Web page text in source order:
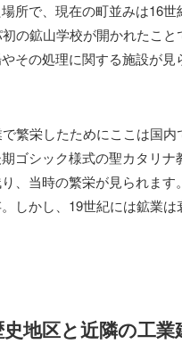
所で、現在の町並みは16
の鉱山学校が開かれたこ
その処理に関する施設が
繁栄したためにここは国
ゴシック様式の聖カタリ
、当時の繁栄が見られま
しかし、19世紀には鉱業
地区と近隣の工